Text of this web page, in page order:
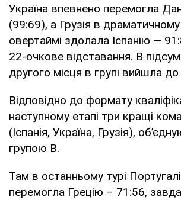
Україна впевнено перемогла
(99:69), а Грузія в драматичному
овертаймі здолала Іспанію —
22-очкове відставання. В
другого місця в групі вийшла
Відповідно до формату
наступному етапі три кращі
(Іспанія, Україна, Грузія),
групою В.
Там в останньому турі
перемогла Грецію – 71:56,